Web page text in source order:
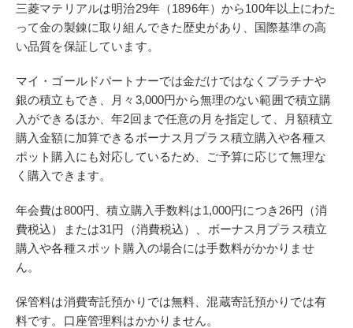
三菱マテリアルは明治29年（1896年）から100年以上にわた
って金の製錬に取り組んできた歴史があり、国際基準の高
い品質を保証しています。
マイ・ゴールドパートナーでは金だけではなくプラチナや
銀の積立もでき、月々3,000円から無理のない範囲で積立購
入ができるほか、年2回まで任意の月を指定して、月額積立
購入金額に加算できるボーナス月プラス積立購入や各種ス
ポット購入にも対応しているため、ご予算に応じて無理な
く購入できます。
年会費は800円、積立購入手数料は1,000円につき26円（消
費税込）または31円（消費税込）、ボーナス月プラス積立
購入や各種スポット購入の場合には手数料がかかりませ
ん。
保管料は消費寄託預かりでは無料、混蔵寄託預かりでは有
料です。口座管理料はかかりません。